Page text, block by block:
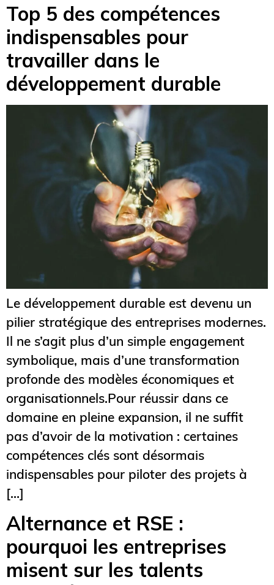
Top 5 des compétences
indispensables pour
travailler dans le
développement durable
Le développement durable est devenu un
pilier stratégique des entreprises modernes.
Il ne s’agit plus d’un simple engagement
symbolique, mais d’une transformation
profonde des modèles économiques et
organisationnels.Pour réussir dans ce
domaine en pleine expansion, il ne suffit
pas d’avoir de la motivation : certaines
compétences clés sont désormais
indispensables pour piloter des projets à
[…]
Alternance et RSE :
pourquoi les entreprises
misent sur les talents